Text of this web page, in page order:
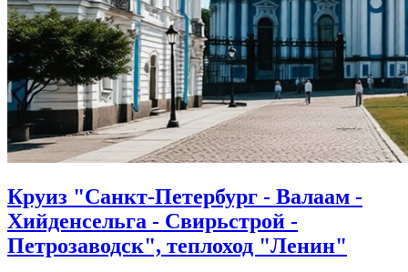
Круиз "Санкт-Петербург - Валаам -
Хийденсельга - Свирьстрой -
Петрозаводск", теплоход "Ленин"